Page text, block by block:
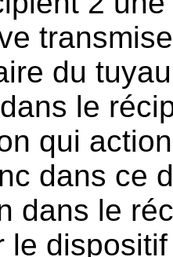
du
le
qui
dans ce
dans le
le